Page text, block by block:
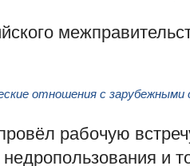
отношения с
рабочую
и